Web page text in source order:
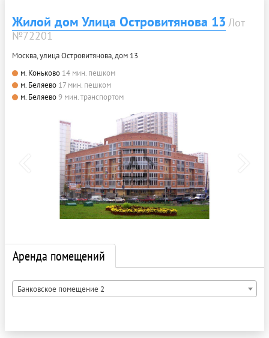
Жилой дом Улица Островитянова 13 Лот
№72201
Москва, улица Островитянова, дом 13
м. Коньково 14 мин. пешком
м. Беляево 17 мин. пешком
м. Беляево9 мин. транспортом
Аренда помещений
Банковское помещение 2